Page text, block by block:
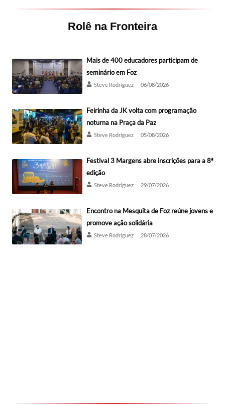
Rolê na Fronteira
Mais de 400 educadores participam de
seminário em Foz
Steve Rodríguez 06/08/2026
Feirinha da JK volta com programação
noturna na Praça da Paz
Steve Rodríguez 05/08/2026
Festival 3 Margens abre inscrições para a 8ª
edição
Steve Rodríguez 29/07/2026
Encontro na Mesquita de Foz reúne jovens e
promove ação solidária
Steve Rodríguez 28/07/2026